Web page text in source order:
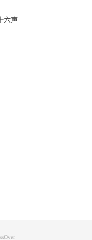
松心情的绝佳选择。然而，
六声